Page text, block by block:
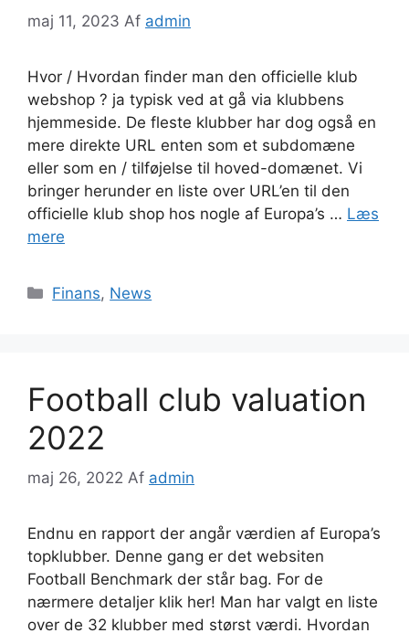
maj 11, 2023 Af admin
Hvor / Hvordan finder man den officielle klub
webshop ? ja typisk ved at gå via klubbens
hjemmeside. De fleste klubber har dog også en
mere direkte URL enten som et subdomæne
eller som en / tilføjelse til hoved-domænet. Vi
bringer herunder en liste over URL’en til den
officielle klub shop hos nogle af Europa’s … Læs
mere
Kategorier
Finans, News
Football club valuation
2022
maj 26, 2022 Af admin
Endnu en rapport der angår værdien af Europa’s
topklubber. Denne gang er det websiten
Football Benchmark der står bag. For de
nærmere detaljer klik her! Man har valgt en liste
over de 32 klubber med størst værdi. Hvordan